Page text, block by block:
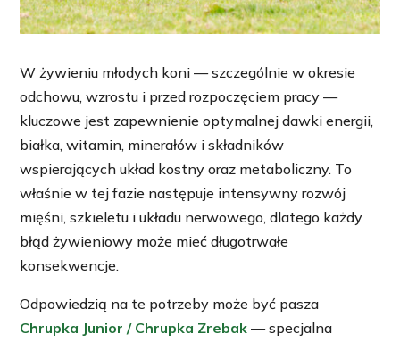
W żywieniu młodych koni — szczególnie w okresie
odchowu, wzrostu i przed rozpoczęciem pracy —
kluczowe jest zapewnienie optymalnej dawki energii,
białka, witamin, minerałów i składników
wspierających układ kostny oraz metaboliczny. To
właśnie w tej fazie następuje intensywny rozwój
mięśni, szkieletu i układu nerwowego, dlatego każdy
błąd żywieniowy może mieć długotrwałe
konsekwencje.
Odpowiedzią na te potrzeby może być pasza
Chrupka Junior / Chrupka Zrebak — specjalna